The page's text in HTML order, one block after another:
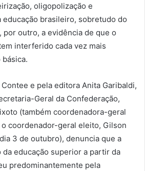
oligopolização e
educação brasileiro, sobretudo do
por outro, a evidência de que o
interferido cada vez mais
e pela editora Anita Garibaldi,
Geral da Confederação,
(também coordenadora-geral
coordenador-geral eleito, Gilson
3 de outubro), denuncia que a
da educação superior a partir da
predominantemente pela